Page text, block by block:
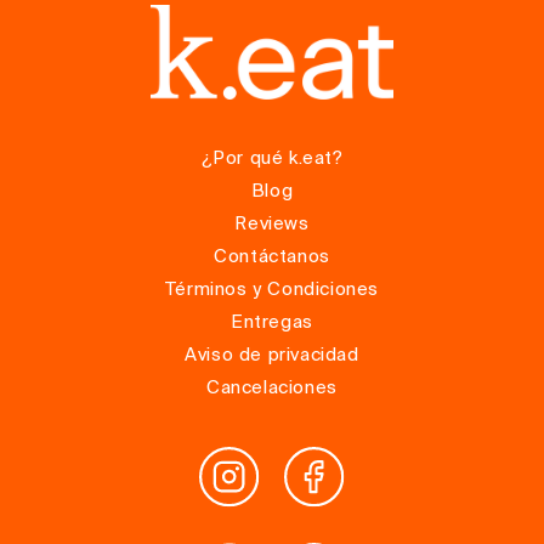
¿Por qué k.eat?
Blog
Reviews
Contáctanos
Términos y Condiciones
Entregas
Aviso de privacidad
Cancelaciones